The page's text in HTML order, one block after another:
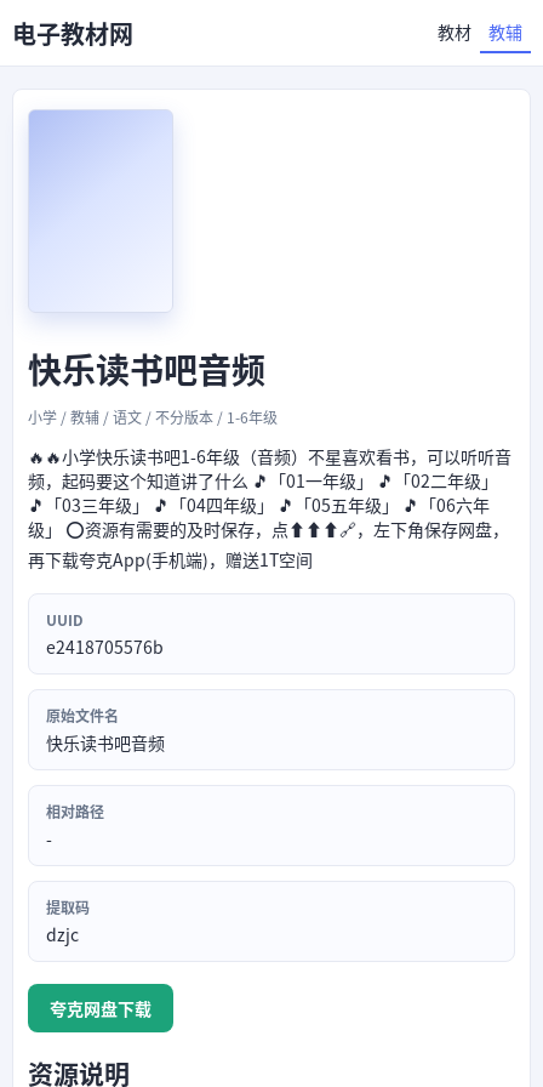
电子教材网 教材 教辅
快乐读书吧音频
小学 / 教辅 / 语文 / 不分版本 / 1-6年级
🔥🔥小学快乐读书吧1-6年级（音频）不星喜欢看书，可以听听音
频，起码要这个知道讲了什么 🎵「01一年级」 🎵「02二年级」
🎵「03三年级」 🎵「04四年级」 🎵「05五年级」 🎵「06六年
级」 ⭕资源有需要的及时保存，点⬆⬆⬆🔗，左下角保存网盘，
再下载夸克App(手机端)，赠送1T空间
UUID
e2418705576b
原始文件名
快乐读书吧音频
相对路径
-
提取码
dzjc
夸克网盘下载
资源说明